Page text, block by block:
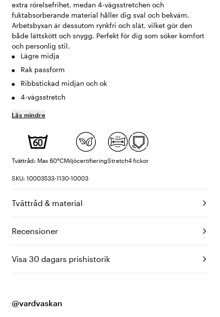
extra rörelsefrihet, medan 4-vägsstretchen och
fuktabsorberande material håller dig sval och bekväm.
Arbetsbyxan är dessutom rynkfri och slät, vilket gör den
både lättskött och snygg. Perfekt för dig som söker komfort
och personlig stil.
Lägre midja
Rak passform
Ribbstickad midjan och ok
4-vägsstretch
Läs mindre
Tvättråd: Max 60°CMiljöcertifieringStretch4 fickor
SKU: 10003533-1130-10003
Tvättråd & material
Recensioner
Visa 30 dagars prishistorik
@vardvaskan